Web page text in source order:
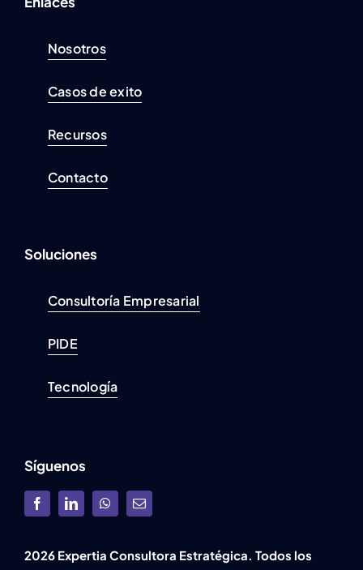
Nosotros
Casos de exito
Recursos
Contacto
Soluciones
Consultoría Empresarial
PIDE
Tecnología
Síguenos
2026 Expertia Consultora Estratégica. Todos los